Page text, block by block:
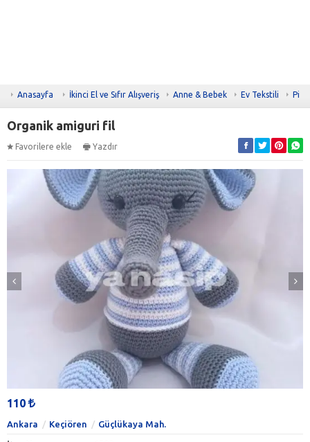
Anasayfa İkinci El ve Sıfır Alışveriş Anne & Bebek Ev Tekstili Pike
Organik amiguri fil
Favorilere ekle Yazdır
110
Ankara Keçiören Güçlükaya Mah.